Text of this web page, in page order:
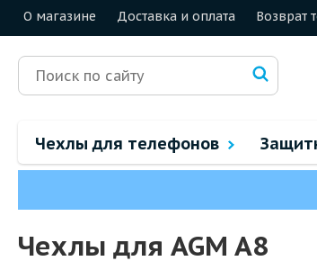
О магазине Доставка и оплата Возврат
Чехлы для телефонов
Чехлы для AGM A8